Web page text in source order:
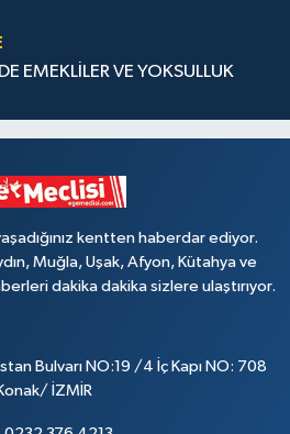
EMEKLİLER VE YOKSULLUK
kentten haberdar ediyor.
Muğla, Uşak, Afyon, Kütahya ve
dakika dakika sizlere ulaştırıyor.
Bulvarı NO:19 /4 İç Kapı NO: 708
İZMİR